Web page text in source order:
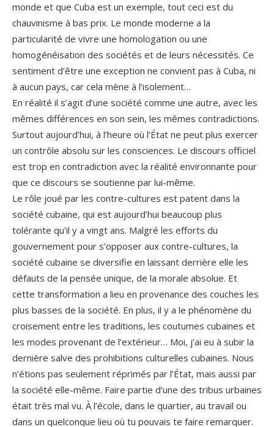
monde et que Cuba est un exemple, tout ceci est du
chauvinisme à bas prix. Le monde moderne a la
particularité de vivre une homologation ou une
homogénéisation des sociétés et de leurs nécessités. Ce
sentiment d’être une exception ne convient pas à Cuba, ni
à aucun pays, car cela mène à l’isolement…
En réalité il s’agit d’une société comme une autre, avec les
mêmes différences en son sein, les mêmes contradictions.
Surtout aujourd’hui, à l’heure où l’État ne peut plus exercer
un contrôle absolu sur les consciences. Le discours officiel
est trop en contradiction avec la réalité environnante pour
que ce discours se soutienne par lui-même.
Le rôle joué par les contre-cultures est patent dans la
société cubaine, qui est aujourd’hui beaucoup plus
tolérante qu’il y a vingt ans. Malgré les efforts du
gouvernement pour s’opposer aux contre-cultures, la
société cubaine se diversifie en laissant derrière elle les
défauts de la pensée unique, de la morale absolue. Et
cette transformation a lieu en provenance des couches les
plus basses de la société. En plus, il y a le phénomène du
croisement entre les traditions, les coutumes cubaines et
les modes provenant de l’extérieur… Moi, j’ai eu à subir la
dernière salve des prohibitions culturelles cubaines. Nous
n’étions pas seulement réprimés par l’État, mais aussi par
la société elle-même. Faire partie d’une des tribus urbaines
était très mal vu. À l’école, dans le quartier, au travail ou
dans un quelconque lieu où tu pouvais te faire remarquer.